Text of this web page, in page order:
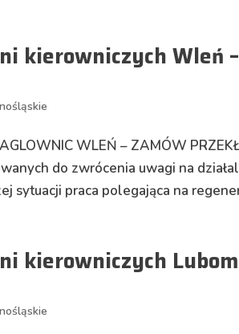
kierowniczych Wleń
WLEŃ – ZAMÓW
do zwrócenia uwagi na
sytuacji praca polegająca na
kierowniczych